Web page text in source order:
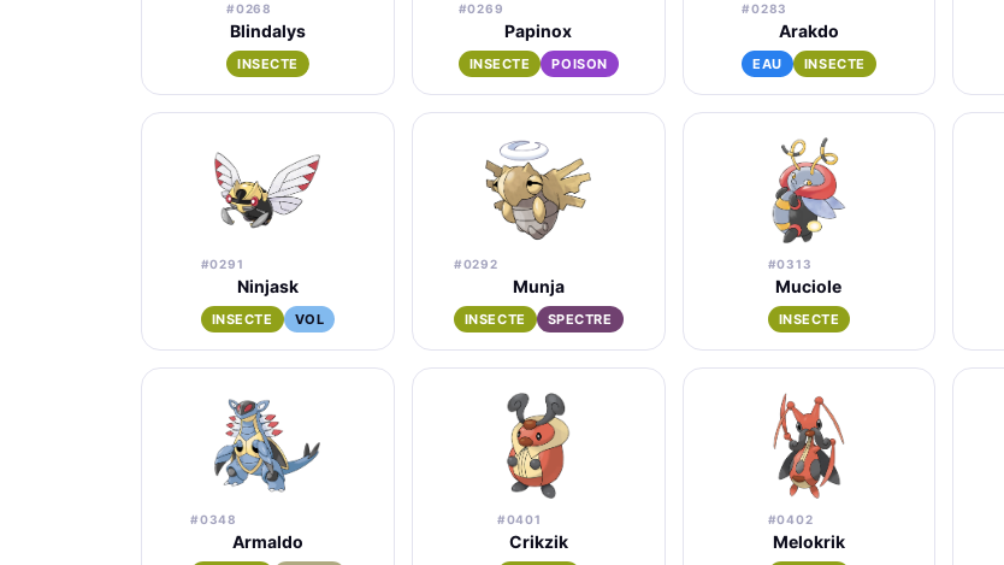
#0268
Blindalys
INSECTE
#0269
Papinox
INSECTE POISON
#0283
Arakdo
EAU INSECTE
#0291
Ninjask
INSECTE VOL
#0292
Munja
INSECTE SPECTRE
#0313
Muciole
INSECTE
#0348
Armaldo
#0401
Crikzik
#0402
Melokrik